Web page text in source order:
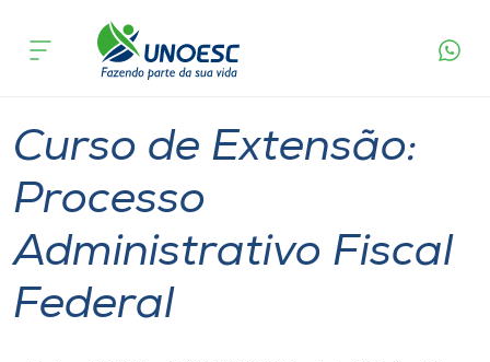
Cursos
Pesquisa
Atendimento ao Estudante
Portal de Ensino
acontece
Curso de Extensão:
Processo
Administrativo Fiscal
Federal